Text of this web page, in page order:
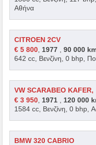
Αθήνα
CITROEN 2CV
€ 5 800 1977 ,90 000
642 cc, Βενζίνη, 0 bhp,
VW SCARABEO KAFER,
€ 3 950 1971
120 000
1584 cc, Βενζίνη, 0 bhp,
BMW 320 CABRIO